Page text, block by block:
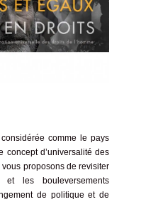
comme le pays
concept d’universalité des
proposons de revisiter
et les bouleversements
de politique et de